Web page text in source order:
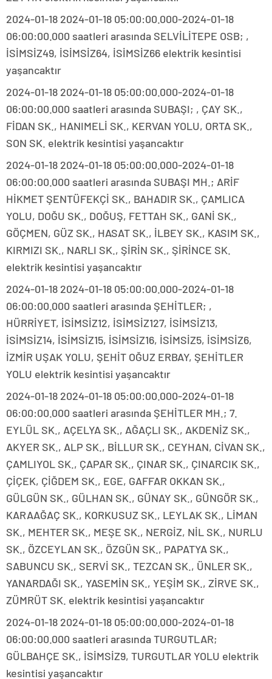
2024-01-18 2024-01-18 05:00:00.000-2024-01-18
06:00:00.000 saatleri arasında SELVİLİTEPE OSB; ,
İSİMSİZ49, İSİMSİZ64, İSİMSİZ66 elektrik kesintisi
yaşancaktır
2024-01-18 2024-01-18 05:00:00.000-2024-01-18
06:00:00.000 saatleri arasında SUBAŞI; , ÇAY SK.,
FİDAN SK., HANIMELİ SK., KERVAN YOLU, ORTA SK.,
SON SK. elektrik kesintisi yaşancaktır
2024-01-18 2024-01-18 05:00:00.000-2024-01-18
06:00:00.000 saatleri arasında SUBAŞI MH.; ARİF
HİKMET ŞENTÜFEKÇİ SK., BAHADIR SK., ÇAMLICA
YOLU, DOĞU SK., DOĞUŞ, FETTAH SK., GANİ SK.,
GÖÇMEN, GÜZ SK., HASAT SK., İLBEY SK., KASIM SK.,
KIRMIZI SK., NARLI SK., ŞİRİN SK., ŞİRİNCE SK.
elektrik kesintisi yaşancaktır
2024-01-18 2024-01-18 05:00:00.000-2024-01-18
06:00:00.000 saatleri arasında ŞEHİTLER; ,
HÜRRİYET, İSİMSİZ12, İSİMSİZ127, İSİMSİZ13,
İSİMSİZ14, İSİMSİZ15, İSİMSİZ16, İSİMSİZ5, İSİMSİZ6,
İZMİR UŞAK YOLU, ŞEHİT OĞUZ ERBAY, ŞEHİTLER
YOLU elektrik kesintisi yaşancaktır
2024-01-18 2024-01-18 05:00:00.000-2024-01-18
06:00:00.000 saatleri arasında ŞEHİTLER MH.; 7.
EYLÜL SK., AÇELYA SK., AĞAÇLI SK., AKDENİZ SK.,
AKYER SK., ALP SK., BİLLUR SK., CEYHAN, CİVAN SK.,
ÇAMLIYOL SK., ÇAPAR SK., ÇINAR SK., ÇINARCIK SK.,
ÇİÇEK, ÇİĞDEM SK., EGE, GAFFAR OKKAN SK.,
GÜLGÜN SK., GÜLHAN SK., GÜNAY SK., GÜNGÖR SK.,
KARAAĞAÇ SK., KORKUSUZ SK., LEYLAK SK., LİMAN
SK., MEHTER SK., MEŞE SK., NERGİZ, NİL SK., NURLU
SK., ÖZCEYLAN SK., ÖZGÜN SK., PAPATYA SK.,
SABUNCU SK., SERVİ SK., TEZCAN SK., ÜNLER SK.,
YANARDAĞI SK., YASEMİN SK., YEŞİM SK., ZİRVE SK.,
ZÜMRÜT SK. elektrik kesintisi yaşancaktır
2024-01-18 2024-01-18 05:00:00.000-2024-01-18
06:00:00.000 saatleri arasında TURGUTLAR;
GÜLBAHÇE SK., İSİMSİZ9, TURGUTLAR YOLU elektrik
kesintisi yaşancaktır